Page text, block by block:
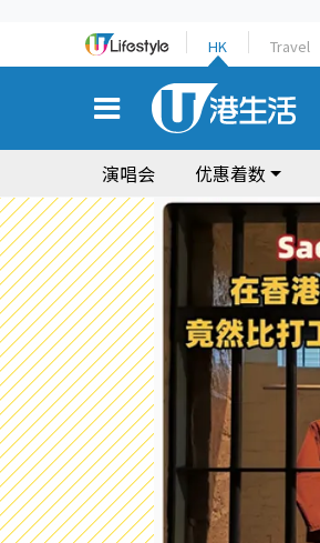
HK Travel
演唱会 优惠着数